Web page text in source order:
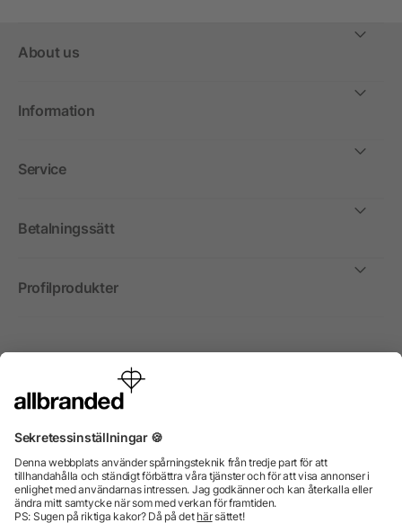
About us
Information
Service
Betalningssätt
Profilprodukter
Internationellt